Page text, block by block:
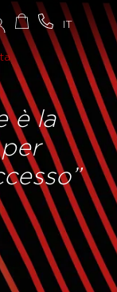
è la